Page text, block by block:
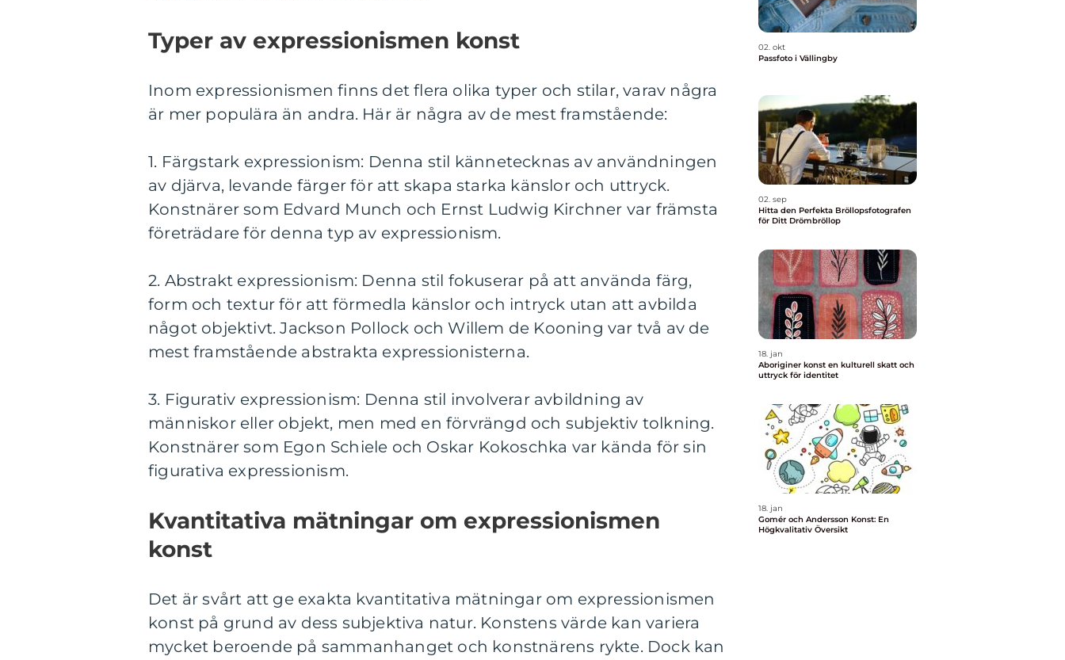
Typer av expressionismen konst
Inom expressionismen finns det flera olika typer och stilar, varav några
är mer populära än andra. Här är några av de mest framstående:
1. Färgstark expressionism: Denna stil kännetecknas av användningen
av djärva, levande färger för att skapa starka känslor och uttryck.
Konstnärer som Edvard Munch och Ernst Ludwig Kirchner var främsta
företrädare för denna typ av expressionism.
2. Abstrakt expressionism: Denna stil fokuserar på att använda färg,
form och textur för att förmedla känslor och intryck utan att avbilda
något objektivt. Jackson Pollock och Willem de Kooning var två av de
mest framstående abstrakta expressionisterna.
3. Figurativ expressionism: Denna stil involverar avbildning av
människor eller objekt, men med en förvrängd och subjektiv tolkning.
Konstnärer som Egon Schiele och Oskar Kokoschka var kända för sin
figurativa expressionism.
Kvantitativa mätningar om expressionismen
konst
Det är svårt att ge exakta kvantitativa mätningar om expressionismen
konst på grund av dess subjektiva natur. Konstens värde kan variera
mycket beroende på sammanhanget och konstnärens rykte. Dock kan
02. okt
Passfoto i Vällingby
02. sep
Hitta den Perfekta Bröllopsfotografen
för Ditt Drömbröllop
18. jan
Aboriginer konst en kulturell skatt och
uttryck för identitet
18. jan
Gomér och Andersson Konst: En
Högkvalitativ Översikt